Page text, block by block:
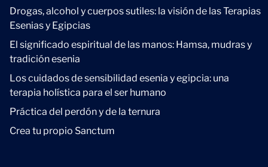
Drogas, alcohol y cuerpos sutiles: la visión de las Terapias
Esenias y Egipcias
El significado espiritual de las manos: Hamsa, mudras y
tradición esenia
Los cuidados de sensibilidad esenia y egipcia: una
terapia holística para el ser humano
Práctica del perdón y de la ternura
Crea tu propio Sanctum